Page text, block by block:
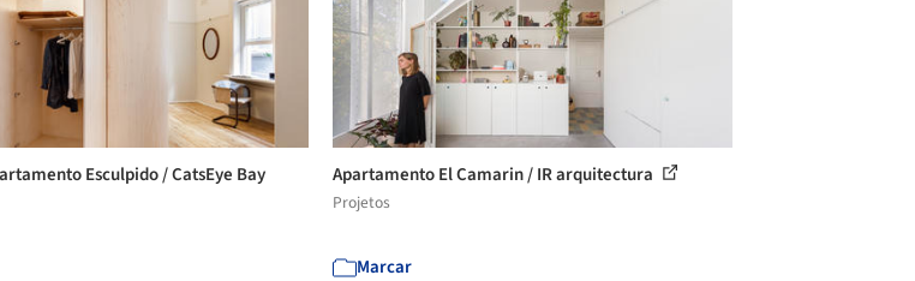
Esculpido / CatsEye Bay
Apartamento El Camarin / IR arquitectura
Projetos
Marcar